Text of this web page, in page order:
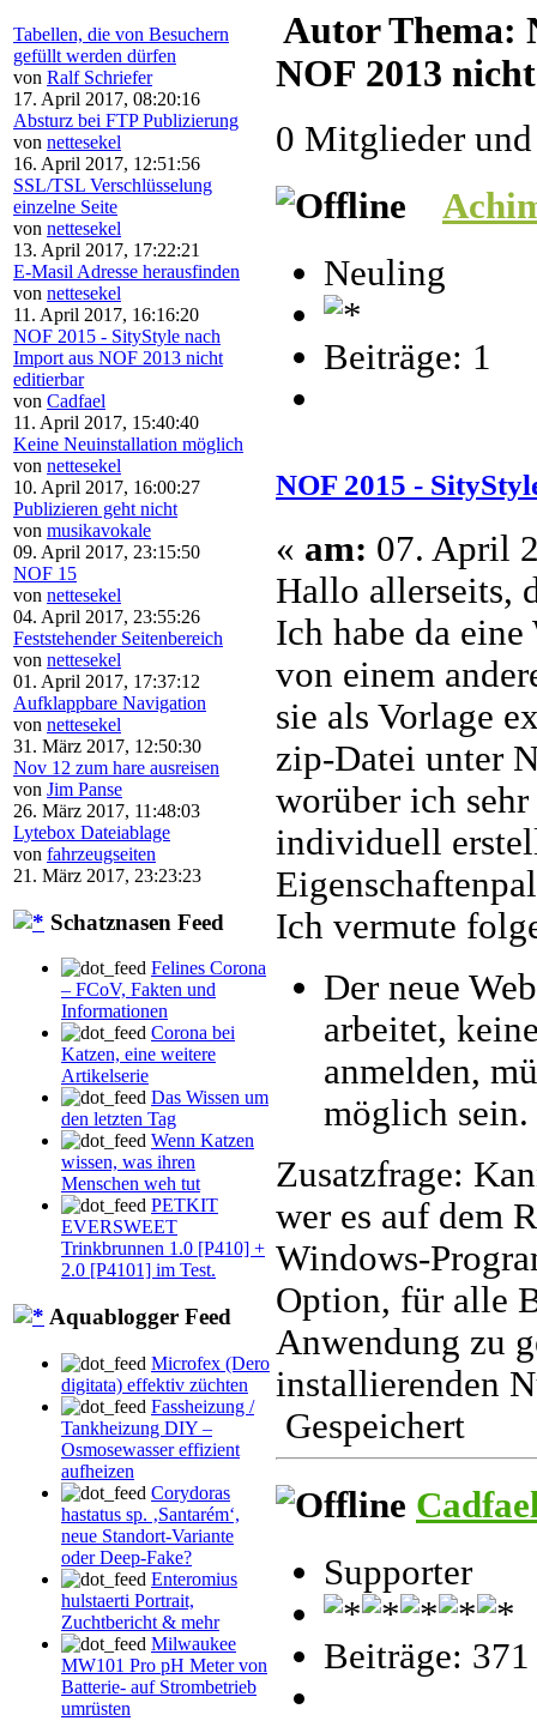
Tabellen, die von Besuchern
gefüllt werden dürfen
von Ralf Schriefer
17. April 2017, 08:20:16
Absturz bei FTP Publizierung
von nettesekel
16. April 2017, 12:51:56
SSL/TSL Verschlüsselung
einzelne Seite
von nettesekel
13. April 2017, 17:22:21
E-Masil Adresse herausfinden
von nettesekel
11. April 2017, 16:16:20
NOF 2015 - SityStyle nach
Import aus NOF 2013 nicht
editierbar
von Cadfael
11. April 2017, 15:40:40
Keine Neuinstallation möglich
von nettesekel
10. April 2017, 16:00:27
Publizieren geht nicht
von musikavokale
09. April 2017, 23:15:50
NOF 15
von nettesekel
04. April 2017, 23:55:26
Feststehender Seitenbereich
von nettesekel
01. April 2017, 17:37:12
Aufklappbare Navigation
von nettesekel
31. März 2017, 12:50:30
Nov 12 zum hare ausreisen
von Jim Panse
26. März 2017, 11:48:03
Lytebox Dateiablage
von fahrzeugseiten
21. März 2017, 23:23:23
Schatznasen Feed
Felines Corona
– FCoV, Fakten und
Informationen
Corona bei
Katzen, eine weitere
Artikelserie
Das Wissen um
den letzten Tag
Wenn Katzen
wissen, was ihren
Menschen weh tut
PETKIT
EVERSWEET
Trinkbrunnen 1.0 [P410] +
2.0 [P4101] im Test.
Aquablogger Feed
Microfex (Dero
digitata) effektiv züchten
Fassheizung /
Tankheizung DIY –
Osmosewasser effizient
aufheizen
Corydoras
hastatus sp. ‚Santarém‘,
neue Standort-Variante
oder Deep-Fake?
Enteromius
hulstaerti Portrait,
Zuchtbericht & mehr
Milwaukee
MW101 Pro pH Meter von
Batterie- auf Strombetrieb
umrüsten
AutorThema:
NOF 2013
0 Mitglieder und
Neuling
Beiträge: 1
NOF 2015 -
« am: 07. April
Hallo allerseits,
Ich habe da
von einem
sie als Vorlage
zip-Datei unter
worüber ich
individuell
Ich vermute
Der neue
arbeitet,
anmelden,
möglich sein.
Zusatzfrage:
wer es auf dem
Windows-
Option, für alle
Anwendung zu
installierenden
Gespeichert
Supporter
Beiträge: 371